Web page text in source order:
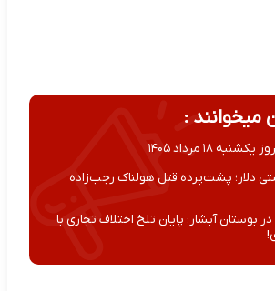
میخوانند :
۱۸ مرداد ۱۴۰۵
دلار؛ پشت‌پرده قتل هولناک رجب‌زاده
بوستان آبشار؛ پایان تلخ اختلاف تجاری با